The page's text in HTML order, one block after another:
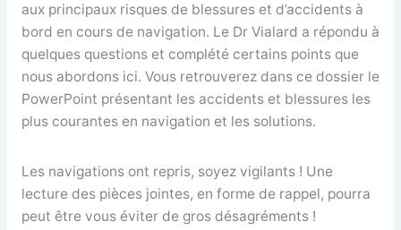
aux principaux risques de blessures et d’accidents à
bord en cours de navigation. Le Dr Vialard a répondu à
quelques questions et complété certains points que
nous abordons ici. Vous retrouverez dans ce dossier le
PowerPoint présentant les accidents et blessures les
plus courantes en navigation et les solutions.
Les navigations ont repris, soyez vigilants ! Une
lecture des pièces jointes, en forme de rappel, pourra
peut être vous éviter de gros désagréments !